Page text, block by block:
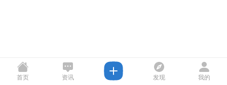
首页 资讯 发现 我的